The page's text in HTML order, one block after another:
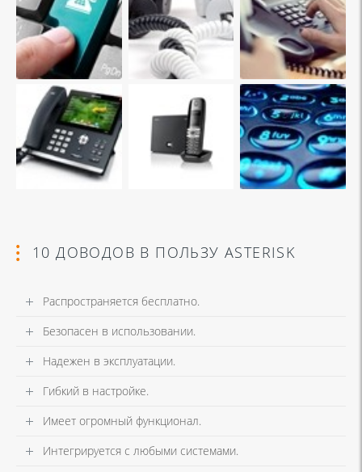
10 ДОВОДОВ В ПОЛЬЗУ ASTERISK
Распространяется бесплатно.
Безопасен в использовании.
Надежен в эксплуатации.
Гибкий в настройке.
Имеет огромный функционал.
Интегрируется с любыми системами.